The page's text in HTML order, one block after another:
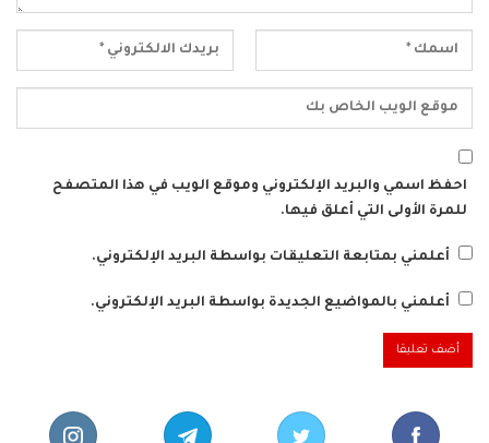
احفظ اسمي والبريد الإلكتروني وموقع الويب في هذا المتصفح
للمرة الأولى التي أعلق فيها.
أعلمني بمتابعة التعليقات بواسطة البريد الإلكتروني.
أعلمني بالمواضيع الجديدة بواسطة البريد الإلكتروني.